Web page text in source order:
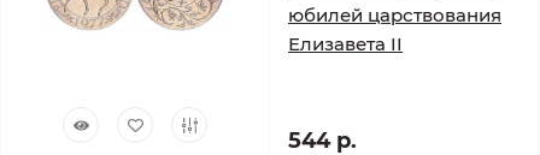
юбилей царствования
Елизавета II
544 р.